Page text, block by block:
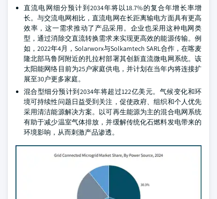
直流电网细分预计到2034年将以18.7%的复合年增长率增
长。与交流电网相比，直流电网在长距离输电方面具有更高
效率，这一需求推动了产品采用。企业也采用这种电网类
型，通过消除交直流转换需求来实现更高效的能源传输。例
如，2022年4月，Solarworx与Solkamtech SARL合作，在喀麦
隆北部马鲁阿附近的扎拉村部署其创新直流微电网系统。该
太阳能网络目前为25户家庭供电，并计划在当年内将连接扩
展至30户更多家庭。
混合型细分预计到2034年将超过122亿美元。气候变化和环
境可持续性问题日益受到关注，促使政府、组织和个人优先
采用清洁能源解决方案。以可再生能源为主的混合电网系统
有助于减少温室气体排放，并缓解传统化石燃料发电带来的
环境影响，从而刺激产品渗透。